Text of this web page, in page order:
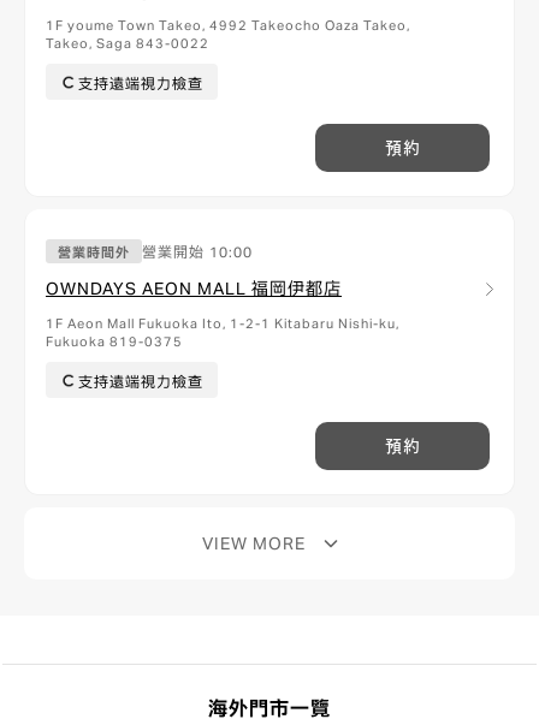
1F youme Town Takeo, 4992 Takeocho Oaza Takeo,
Takeo, Saga 843-0022
支持遠端視力檢查
預約
營業時間外 營業開始 10:00
OWNDAYS AEON MALL 福岡伊都店
1F Aeon Mall Fukuoka Ito, 1-2-1 Kitabaru Nishi-ku,
Fukuoka 819-0375
支持遠端視力檢查
預約
VIEW MORE
海外門市一覽